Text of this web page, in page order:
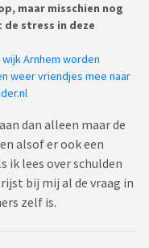
maar misschien nog
stress in deze
Arnhem worden
weer vriendjes mee naar
dan alleen maar de
alsof er ook een
ik lees over schulden
bij mij al de vraag in
zelf is.